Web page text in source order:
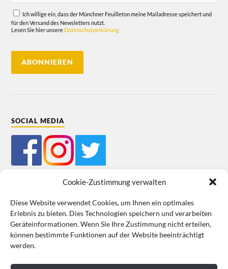
Cookie-Zustimmung verwalten
Diese Website verwendet Cookies, um Ihnen ein optimales
Erlebnis zu bieten. Dies Technologien speichern und verarbeiten
Geräteinformationen. Wenn Sie Ihre Zustimmung nicht erteilen,
können bestimmte Funktionen auf der Website beeinträchtigt
werden.
Ich willige ein, dass der Münchner Feuilleton meine Mailadresse speichert und
für den Versand des Newsletters nutzt.
Lesen Sie hier unsere Datenschutzerklärung
SOCIAL MEDIA
Mein Bestellkonto Kundeninformationen Datenschutz
Cookie-Richtlinie (EU) Impressum
VERTRAG WIDERRUFEN